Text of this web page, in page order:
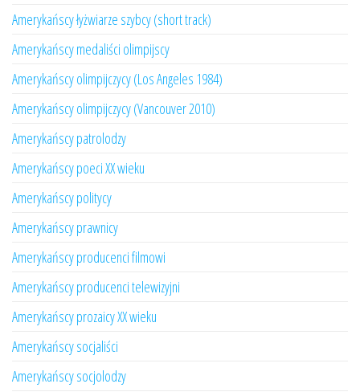
Amerykańscy łyżwiarze szybcy (short track)
Amerykańscy medaliści olimpijscy
Amerykańscy olimpijczycy (Los Angeles 1984)
Amerykańscy olimpijczycy (Vancouver 2010)
Amerykańscy patrolodzy
Amerykańscy poeci XX wieku
Amerykańscy politycy
Amerykańscy prawnicy
Amerykańscy producenci filmowi
Amerykańscy producenci telewizyjni
Amerykańscy prozaicy XX wieku
Amerykańscy socjaliści
Amerykańscy socjolodzy